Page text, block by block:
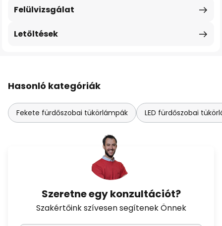
Felülvizsgálat
Letöltések
Hasonló kategóriák
Fekete fürdőszobai tükörlámpák LED fürdőszobai
Szeretne egy konzultációt?
Szakértőink szívesen segítenek Önnek